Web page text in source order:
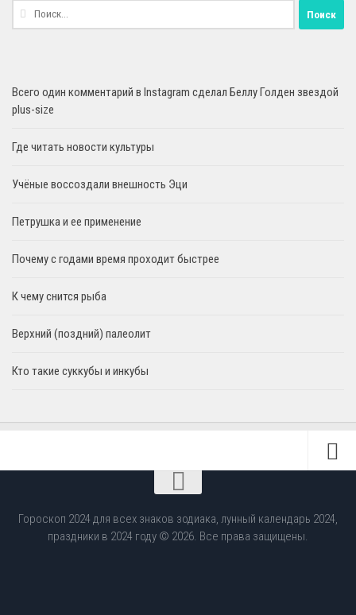
Найти:
Всего один комментарий в Instagram сделал Беллу Голден звездой
plus-size
Где читать новости культуры
Учёные воссоздали внешность Эци
Петрушка и ее применение
Почему с годами время проходит быстрее
К чему снится рыба
Верхний (поздний) палеолит
Кто такие суккубы и инкубы
Гороскоп 2024 для всех знаков зодиака, лунный календарь 2024,
праздники в 2024 году © 2026. Все права защищены.